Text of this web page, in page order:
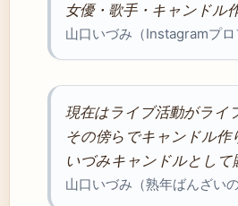
女優・歌手・キャンドル作
山口いづみ（Instagramプロ
現在はライブ活動がライ
その傍らでキャンドル作
いづみキャンドルとし
山口いづみ（熟年ばんざい